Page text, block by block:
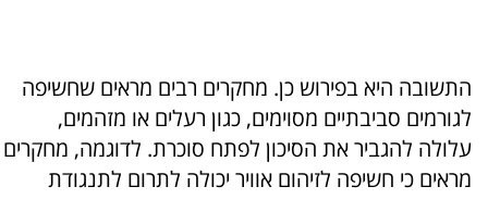
התשובה היא בפירוש כן. מחקרים רבים מראים שחשיפה
לגורמים סביבתיים מסוימים, כגון רעלים או מזהמים,
עלולה להגביר את הסיכון לפתח סוכרת. לדוגמה, מחקרים
מראים כי חשיפה לזיהום אוויר יכולה לתרום לתנגודת